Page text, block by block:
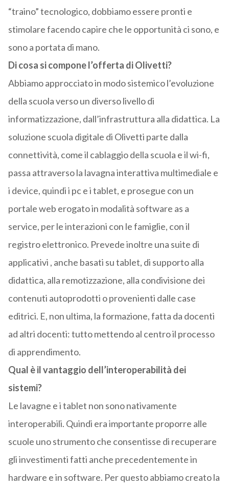
“traino” tecnologico, dobbiamo essere pronti e
stimolare facendo capire che le opportunità ci sono, e
sono a portata di mano.
Di cosa si compone l’offerta di Olivetti?
Abbiamo approcciato in modo sistemico l’evoluzione
della scuola verso un diverso livello di
informatizzazione, dall’infrastruttura alla didattica. La
soluzione scuola digitale di Olivetti parte dalla
connettività, come il cablaggio della scuola e il wi-fi,
passa attraverso la lavagna interattiva multimediale e
i device, quindi i pc e i tablet, e prosegue con un
portale web erogato in modalità software as a
service, per le interazioni con le famiglie, con il
registro elettronico. Prevede inoltre una suite di
applicativi , anche basati su tablet, di supporto alla
didattica, alla remotizzazione, alla condivisione dei
contenuti autoprodotti o provenienti dalle case
editrici. E, non ultima, la formazione, fatta da docenti
ad altri docenti: tutto mettendo al centro il processo
di apprendimento.
Qual è il vantaggio dell’interoperabilità dei
sistemi?
Le lavagne e i tablet non sono nativamente
interoperabili. Quindi era importante proporre alle
scuole uno strumento che consentisse di recuperare
gli investimenti fatti anche precedentemente in
hardware e in software. Per questo abbiamo creato la